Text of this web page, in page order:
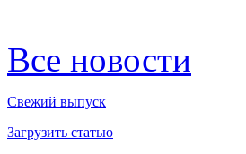
Все новости
Свежий выпуск
Загрузить статью